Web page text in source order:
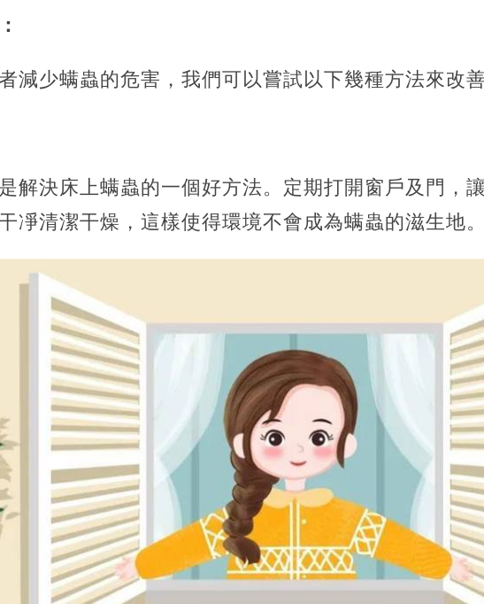
少螨蟲的危害，我們可以嘗試以下幾種方法來改善
決床上螨蟲的一個好方法。定期打開窗戶及門，
凈清潔干燥，這樣使得環境不會成為螨蟲的滋生地。